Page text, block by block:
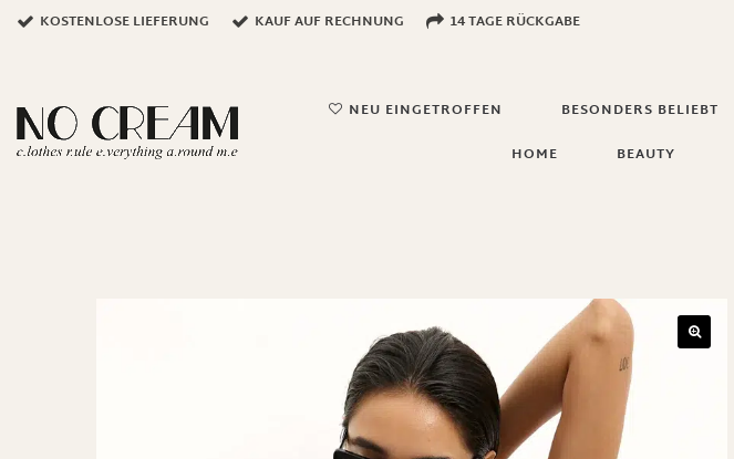
KOSTENLOSE LIEFERUNG KAUF AUF RECHNUNG 14 TAGE RÜCKGABE
NEU EINGETROFFEN BESONDERS BELIEBT
HOME
BEAUTY